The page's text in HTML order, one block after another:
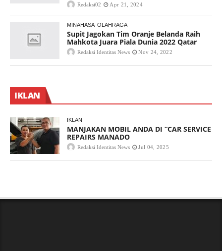
Redaksi02 Apr 21, 2024
MINAHASA OLAHRAGA
Supit Jagokan Tim Oranje Belanda Raih
Mahkota Juara Piala Dunia 2022 Qatar
Redaksi Identitas News Nov 24, 2022
IKLAN
IKLAN
MANJAKAN MOBIL ANDA DI “CAR SERVICE
REPAIRS MANADO
Redaksi Identitas News Jul 04, 2025